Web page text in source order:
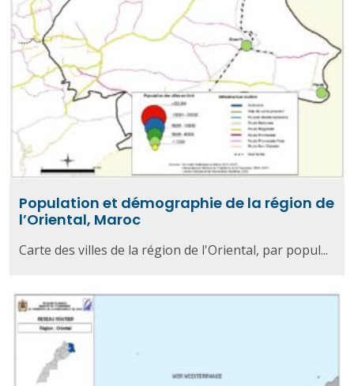
Population et démographie de la région de
l’Oriental, Maroc
Carte des villes de la région de l'Oriental, par popul...